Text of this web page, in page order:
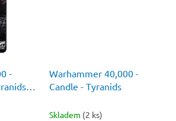
-
Warhammer 40,000 -
Candle - Tyranids
Skladem (2 ks)